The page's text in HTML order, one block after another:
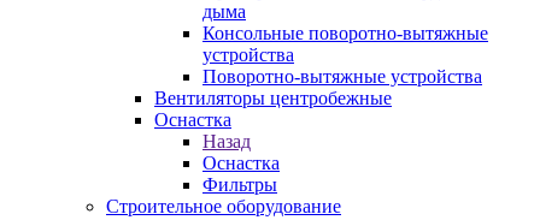
дыма
Консольные поворотно-вытяжные
устройства
Поворотно-вытяжные устройства
Вентиляторы центробежные
Оснастка
Назад
Оснастка
Фильтры
Строительное оборудование